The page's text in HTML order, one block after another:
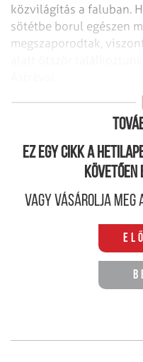
közvilágítás a faluban.
sötétbe borul egészen
megszaporodtak,
Az más kérdés, hogy
Ez egy cikk a
követően
Vagy vásárolja